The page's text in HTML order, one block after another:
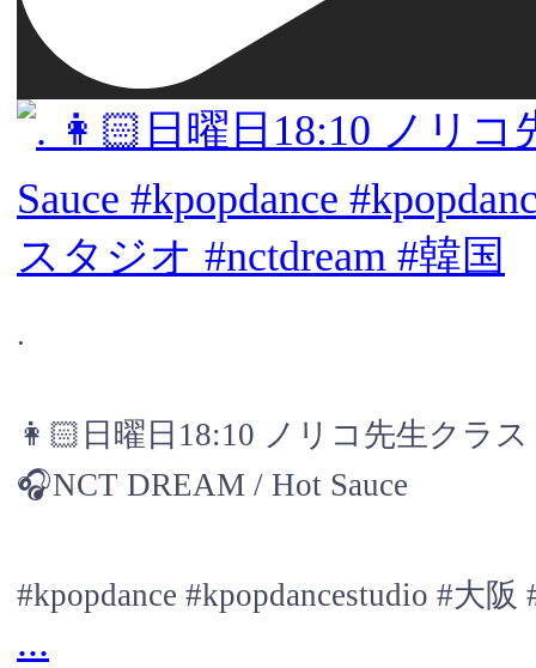
.
👩🏻日曜日18:10 ノリコ先生クラス
🎧NCT DREAM / Hot Sauce
#kpopdance #kpopdancestudio #大
...